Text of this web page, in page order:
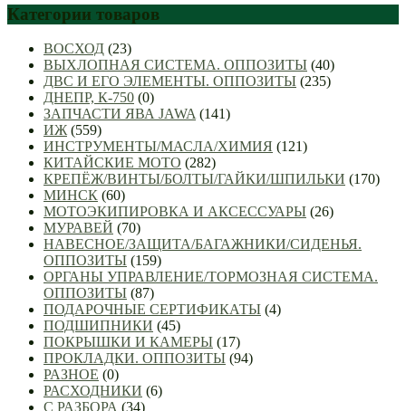
Категории товаров
ВОСХОД (23)
ВЫХЛОПНАЯ СИСТЕМА. ОППОЗИТЫ (40)
ДВС И ЕГО ЭЛЕМЕНТЫ. ОППОЗИТЫ (235)
ДНЕПР, К-750 (0)
ЗАПЧАСТИ ЯВА JAWA (141)
ИЖ (559)
ИНСТРУМЕНТЫ/МАСЛА/ХИМИЯ (121)
КИТАЙСКИЕ МОТО (282)
КРЕПЁЖ/ВИНТЫ/БОЛТЫ/ГАЙКИ/ШПИЛЬКИ (170)
МИНСК (60)
МОТОЭКИПИРОВКА И АКСЕССУАРЫ (26)
МУРАВЕЙ (70)
НАВЕСНОЕ/ЗАЩИТА/БАГАЖНИКИ/СИДЕНЬЯ.
ОППОЗИТЫ (159)
ОРГАНЫ УПРАВЛЕНИЕ/ТОРМОЗНАЯ СИСТЕМА.
ОППОЗИТЫ (87)
ПОДАРОЧНЫЕ СЕРТИФИКАТЫ (4)
ПОДШИПНИКИ (45)
ПОКРЫШКИ И КАМЕРЫ (17)
ПРОКЛАДКИ. ОППОЗИТЫ (94)
РАЗНОЕ (0)
РАСХОДНИКИ (6)
С РАЗБОРА (34)